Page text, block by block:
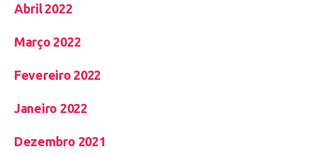
Abril 2022
Março 2022
Fevereiro 2022
Janeiro 2022
Dezembro 2021